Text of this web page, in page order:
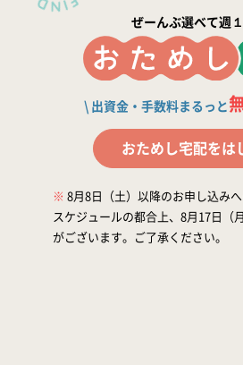
加入に関するよくある質問
加入申し込み・資
ぜーんぶ選べて週
\ 出資金・手数料まるっと
おためし宅配をは
※ 8月8日（土）以降のお申し込み
スケジュールの都合上、8月17日（
がございます。ご了承ください。